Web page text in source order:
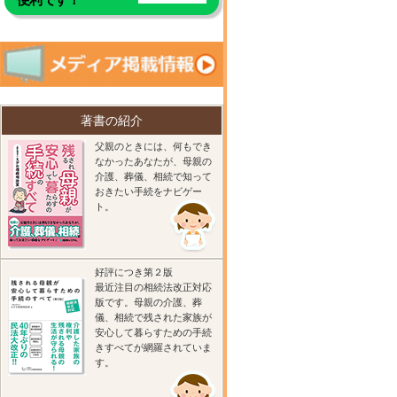
著書の紹介
父親のときには、何もでき
なかったあなたが、母親の
介護、葬儀、相続で知って
おきたい手続をナビゲー
ト。
好評につき第２版
最近注目の相続法改正対応
版です。母親の介護、葬
儀、相続で残された家族が
安心して暮らすための手続
きすべてが網羅されていま
す。